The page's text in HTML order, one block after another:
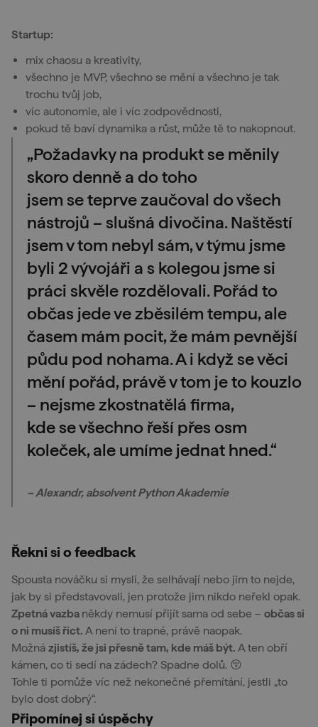
Startup:
mix chaosu a kreativity,
všechno je MVP, všechno se mění a všechno je tak
trochu tvůj job,
víc autonomie, ale i víc zodpovědnosti,
pokud tě baví dynamika a růst, může tě to nakopnout.
„Požadavky na produkt se měnily
skoro denně a do toho
jsem se teprve zaučoval do všech
nástrojů – slušná divočina. Naštěstí
jsem v tom nebyl sám, v týmu jsme
byli 2 vývojáři a s kolegou jsme si
práci skvěle rozdělovali. Pořád to
občas jede ve zběsilém tempu, ale
časem mám pocit, že mám pevnější
půdu pod nohama. A i když se věci
mění pořád, právě v tom je to kouzlo
– nejsme zkostnatělá firma,
kde se všechno řeší přes osm
koleček, ale umíme jednat hned.“
– Alexandr, absolvent Python Akademie
Řekni si o feedback
Spousta nováčku si myslí, že selhávají nebo jim to nejde,
jak by si představovali, jen protože jim nikdo neřekl opak.
Zpetná vazba někdy nemusí přijít sama od sebe – občas si
o ni musíš říct. A není to trapné, právě naopak.
Možná zjistíš, že jsi přesně tam, kde máš být. A ten obří
kámen, co ti sedí na zádech? Spadne dolů. 😚
Tohle ti pomůže víc než nekonečné přemítání, jestli „to
bylo dost dobrý“.
Připomínej si úspěchy